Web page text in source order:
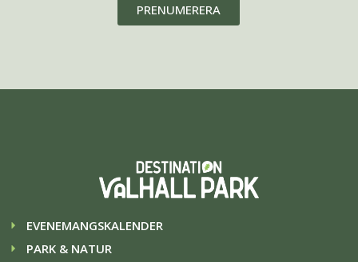
PRENUMERERA
EVENEMANGSKALENDER
PARK & NATUR